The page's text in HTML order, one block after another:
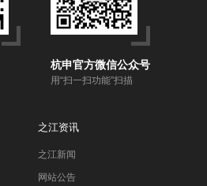
杭申官方微信公众号
用“扫一扫功能”扫描
之江资讯
之江新闻
网站公告